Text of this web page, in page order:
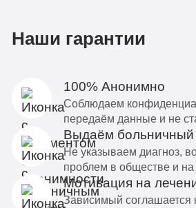
Наши гарантии
100% Анонимно
Соблюдаем
передаём данные и не
Выдаём больничный
Не указываем диагноз,
проблем в обществе и на
Мотивация на
Зависимый соглашается